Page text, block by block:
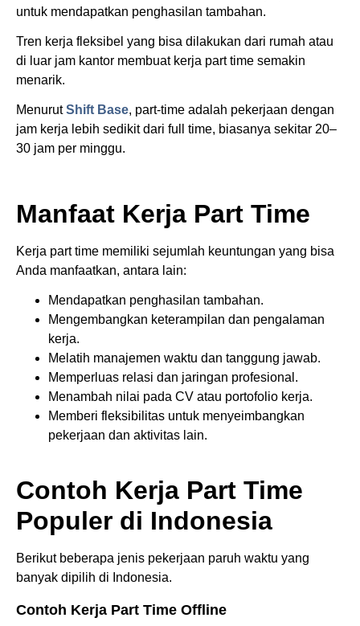
untuk mendapatkan penghasilan tambahan.
Tren kerja fleksibel yang bisa dilakukan dari rumah atau
di luar jam kantor membuat kerja part time semakin
menarik.
MenurutShift Base, part-time adalah pekerjaan dengan
jam kerja lebih sedikit dari full time, biasanya sekitar 20–
30 jam per minggu.
Manfaat Kerja Part Time
Kerja part time memiliki sejumlah keuntungan yang bisa
Anda manfaatkan, antara lain:
Mendapatkan penghasilan tambahan.
Mengembangkan keterampilan dan pengalaman
kerja.
Melatih manajemen waktu dan tanggung jawab.
Memperluas relasi dan jaringan profesional.
Menambah nilai pada CV atau portofolio kerja.
Memberi fleksibilitas untuk menyeimbangkan
pekerjaan dan aktivitas lain.
Contoh Kerja Part Time
Populer di Indonesia
Berikut beberapa jenis pekerjaan paruh waktu yang
banyak dipilih di Indonesia.
Contoh Kerja Part Time Offline